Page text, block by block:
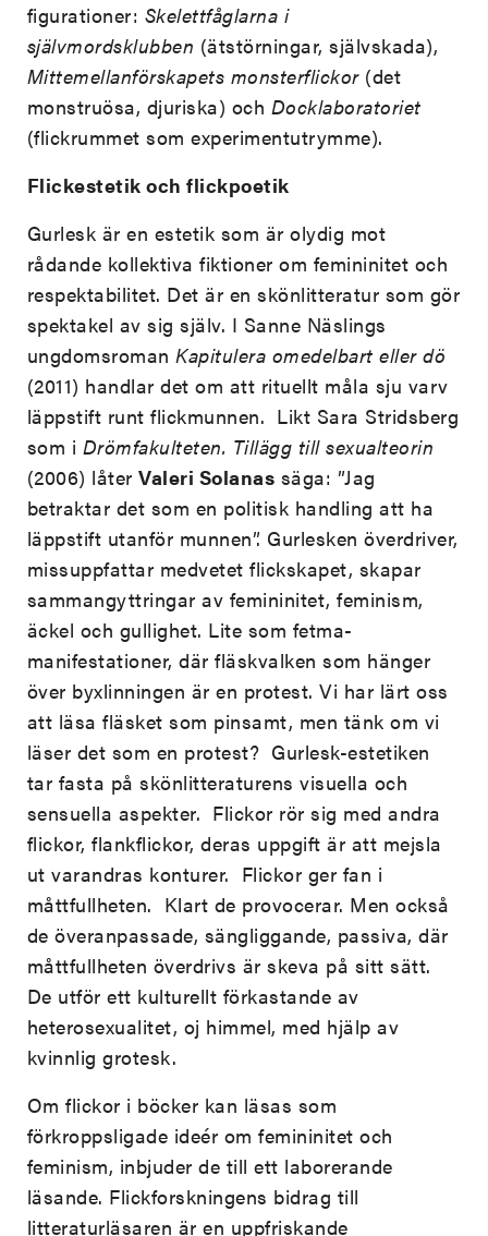
figurationer: Skelettfåglarna i
självmordsklubben (ätstörningar, självskada),
Mittemellanförskapets monsterflickor(det
monstruösa, djuriska) och Docklaboratoriet
(flickrummet som experimentutrymme).
Flickestetik och flickpoetik
Gurlesk är en estetik som är olydig mot
rådande kollektiva fiktioner om femininitet och
respektabilitet. Det är en skönlitteratur som gör
spektakel av sig själv. I Sanne Näslings
ungdomsromanKapitulera omedelbart eller dö
(2011) handlar det om att rituellt måla sju varv
läppstift runt flickmunnen. Likt Sara Stridsberg
som i Drömfakulteten. Tillägg till sexualteorin
(2006) låterValeri Solanas säga: ”Jag
betraktar det som en politisk handling att ha
läppstift utanför munnen”. Gurlesken överdriver,
missuppfattar medvetet flickskapet, skapar
sammangyttringar av femininitet, feminism,
äckel och gullighet. Lite som fetma-
manifestationer, där fläskvalken som hänger
över byxlinningen är en protest. Vi har lärt oss
att läsa fläsket som pinsamt, men tänk om vi
läser det som en protest? Gurlesk-estetiken
tar fasta på skönlitteraturens visuella och
sensuella aspekter. Flickor rör sig med andra
flickor, flankflickor, deras uppgift är att mejsla
ut varandras konturer. Flickor ger fan i
måttfullheten. Klart de provocerar. Men också
de överanpassade, sängliggande, passiva, där
måttfullheten överdrivs är skeva på sitt sätt.
De utför ett kulturellt förkastande av
heterosexualitet, oj himmel, med hjälp av
kvinnlig grotesk.
Om flickor i böcker kan läsas som
förkroppsligade ideér om femininitet och
feminism, inbjuder de till ett laborerande
läsande. Flickforskningens bidrag till
litteraturläsaren är en uppfriskande